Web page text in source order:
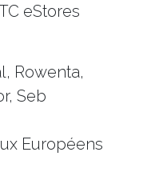
eStores
Rowenta,
Seb
Européens